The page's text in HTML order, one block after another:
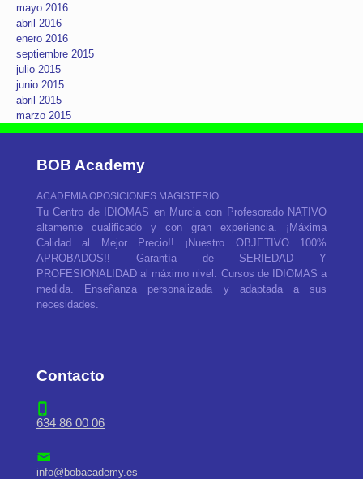
mayo 2016
abril 2016
enero 2016
septiembre 2015
julio 2015
junio 2015
abril 2015
marzo 2015
BOB Academy
ACADEMIA OPOSICIONES MAGISTERIO
Tu Centro de IDIOMAS en Murcia con Profesorado NATIVO
altamente cualificado y con gran experiencia. ¡Máxima
Calidad al Mejor Precio!! ¡Nuestro OBJETIVO 100%
APROBADOS!! Garantía de SERIEDAD Y
PROFESIONALIDAD al máximo nivel. Cursos de IDIOMAS a
medida. Enseñanza personalizada y adaptada a sus
necesidades.
Contacto
634 86 00 06
info@bobacademy.es